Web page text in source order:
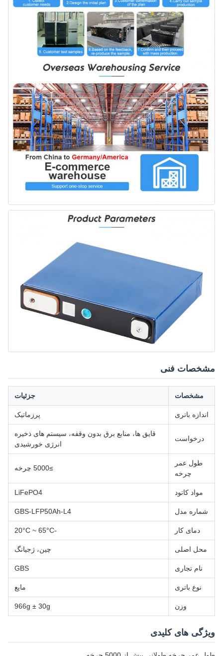
مشخصات فنی
مشخصات جزئیات
اندازه باتری پرزماتیک
درخواست
قایق ها، منابع برق بدون وقفه، سیستم های ذخیره
انرژی خورشیدی
طول عمر
چرخه
≥5000 چرخه
مواد کاتود LiFePO4
شماره مدل GBS-LFP50Ah-L4
دمای کار -20°C ~ 65°C
محل اصلی چین، ژجیانگ
نام تجاری GBS
نوع باتری مایع
وزن 966g ± 30g
ویژگی های کلیدی